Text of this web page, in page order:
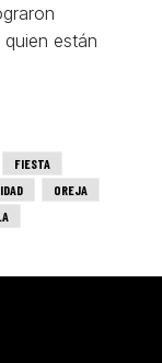
están
FIESTA
OREJA